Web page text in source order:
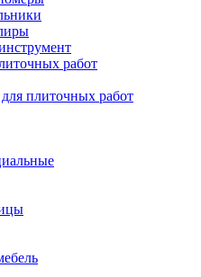
работ
плиточных работ